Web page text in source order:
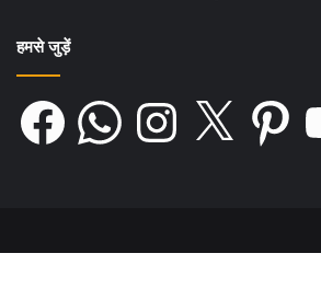
हमसे जुड़ें
Facebook WhatsAppInstagram Pinterest